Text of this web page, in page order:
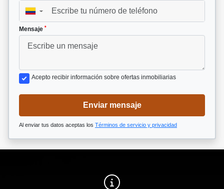
▼
Mensaje *
Acepto recibir información sobre ofertas inmobiliarias
Enviar mensaje
Al enviar tus datos aceptas los Términos de servicio y privacidad